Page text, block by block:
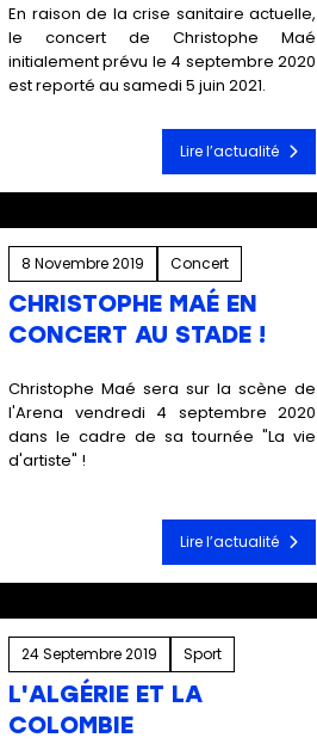
En raison de la crise sanitaire actuelle,
le concert de Christophe Maé
initialement prévu le 4 septembre 2020
est reporté au samedi 5 juin 2021.
Lire l’actualité
8 Novembre 2019 Concert
CHRISTOPHE MAÉ EN
CONCERT AU STADE !
Christophe Maé sera sur la scène de
l'Arena vendredi 4 septembre 2020
dans le cadre de sa tournée "La vie
d'artiste" !
Lire l’actualité
24 Septembre 2019 Sport
L'ALGÉRIE ET LA
COLOMBIE